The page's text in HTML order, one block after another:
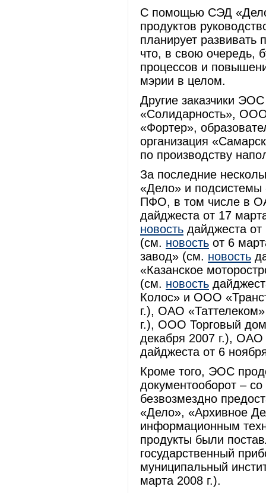
С помощью СЭД
продуктов
планирует развивать
что, в свою очередь,
процессов и
мэрии в целом.
Другие заказчики
«Солидарность»,
«Фортер»,
организация
по производству
За последние
«Дело» и подсистемы
ПФО, в том числе в
дайджеста от 17
новость дайджеста
(см. новость от 6
завод» (см. новость
«Казанское
(см. новость
Колос» и ООО
г.), ОАО
г.), ООО Торговый
декабря 2007 г.),
дайджеста от 6
Кроме того, ЭОС
документооборот –
безвозмездно
«Дело», «Архивное
информационным
продукты были
государственный
муниципальный
марта 2008 г.).